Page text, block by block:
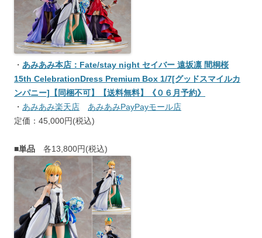
・ あみあみ本店：Fate/stay night セイバー 遠坂凛 間桐桜
15th CelebrationDress Premium Box 1/7[グッドスマイルカ
ンパニー]【同梱不可】【送料無料】《０６月予約》
・ あみあみ楽天店
あみあみPayPayモール店
定価：45,000円(税込)
■単品 各13,800円(税込)